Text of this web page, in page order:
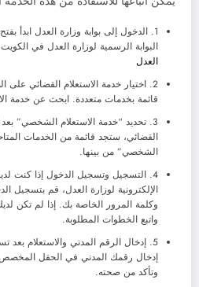
1. الدخول إلى بوابة وزارة العدل ابدأ
البوابة الرسمية لوزارة العدل في
العدل
2. اختيار خدمة الاستعلام القضائي على
قائمة بخدمات متعددة. ابحث عن خدمة
3. تحديد “خدمة الاستعلام الشخصي”
القضائي، ستجد قائمة من الخدمات
الشخصي” من بينها.
4. التسجيل وتسجيل الدخول إذا كنت
الإلكترونية لوزارة العدل، قم بتسجيل
وكلمة المرور الخاصة بك. إذا لم تكن
واتبع الخطوات المطلوبة.
5. إدخال الرقم المدني والاستعلام
إدخال رقمك المدني في الحقل المخصص
وتأكد من صحته.